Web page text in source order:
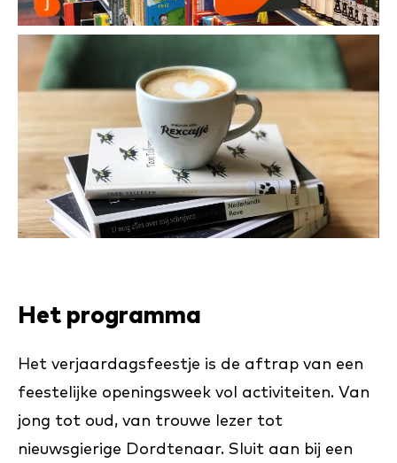
Het programma
Het verjaardagsfeestje is de aftrap van een
feestelijke openingsweek vol activiteiten. Van
jong tot oud, van trouwe lezer tot
nieuwsgierige Dordtenaar. Sluit aan bij een